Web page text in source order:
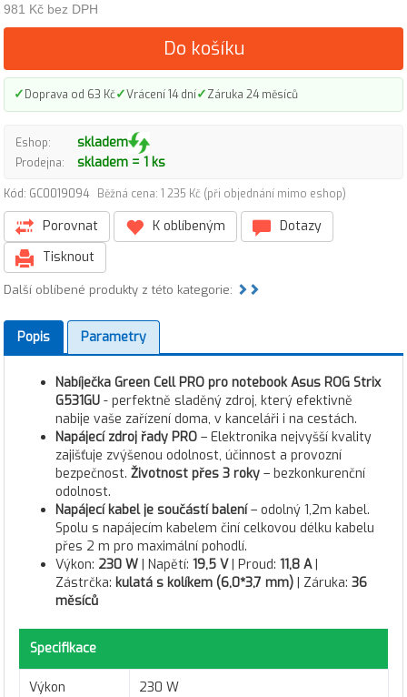
981 Kč bez DPH
Do košíku
✓Doprava od 63 Kč✓Vrácení 14 dní✓Záruka 24 měsíců
Eshop: skladem
Prodejna: skladem = 1 ks
Kód: GC0019094 Běžná cena: 1 235 Kč (při objednání mimo eshop)
Porovnat K oblíbeným
Dotazy
Tisknout
Další oblíbené produkty z této kategorie:
Popis Parametry
Nabíječka Green Cell PRO pro notebook Asus ROG Strix
G531GU - perfektně sladěný zdroj, který efektivně
nabije vaše zařízení doma, v kanceláři i na cestách.
Napájecí zdroj řady PRO – Elektronika nejvyšší kvality
zajišťuje zvýšenou odolnost, účinnost a provozní
bezpečnost. Životnost přes 3 roky – bezkonkurenční
odolnost.
Napájecí kabel je součástí balení– odolný 1,2m kabel.
Spolu s napájecím kabelem činí celkovou délku kabelu
přes 2 m pro maximální pohodlí.
Výkon: 230 W | Napětí: 19,5 V| Proud: 11,8 A|
Zástrčka: kulatá s kolíkem (6,0*3,7 mm) | Záruka: 36
měsíců
Specifikace
Výkon 230 W